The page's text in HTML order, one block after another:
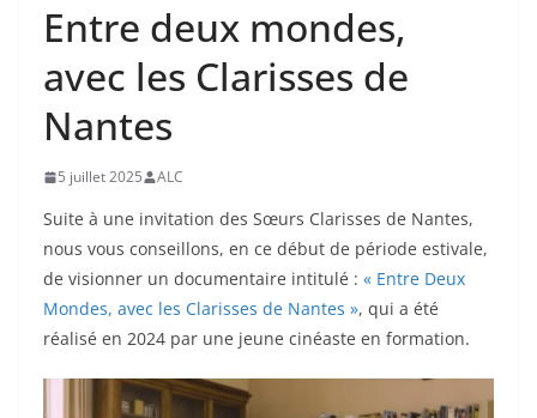
Entre deux mondes,
avec les Clarisses de
Nantes
5 juillet 2025 ALC
Suite à une invitation des Sœurs Clarisses de Nantes,
nous vous conseillons, en ce début de période estivale,
de visionner un documentaire intitulé : « Entre Deux
Mondes, avec les Clarisses de Nantes », qui a été
réalisé en 2024 par une jeune cinéaste en formation.